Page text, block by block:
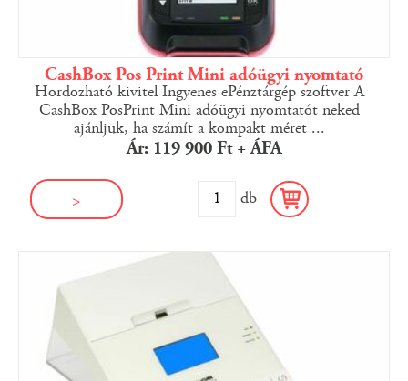
CashBox Pos Print Mini adóügyi nyomtató
Hordozható kivitel Ingyenes ePénztárgép szoftver A
CashBox PosPrint Mini adóügyi nyomtatót neked
ajánljuk, ha számít a kompakt méret ...
Ár: 119 900 Ft + ÁFA
> db